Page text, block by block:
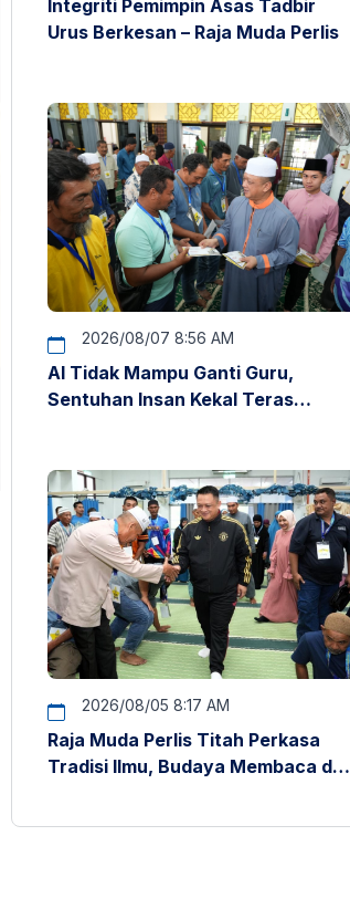
Integriti Pemimpin Asas Tadbir
Urus Berkesan – Raja Muda Perlis
2026/08/07 8:56 AM
AI Tidak Mampu Ganti Guru,
Sentuhan Insan Kekal Teras
2026/08/05 8:17 AM
Raja Muda Perlis Titah Perkasa
Tradisi Ilmu, Budaya Membaca dan